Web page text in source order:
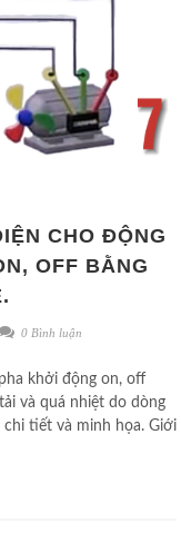
CHO ĐỘNG
OFF BẰNG
0 Bình luận
khởi động on, off
và quá nhiệt do dòng
tiết và minh họa. Giới